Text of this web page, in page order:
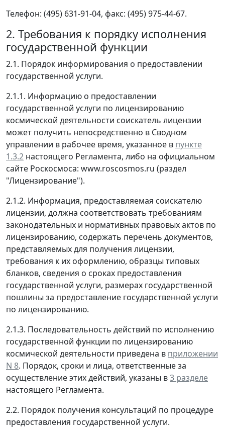
Телефон: (495) 631-91-04, факс: (495) 975-44-67.
2. Требования к порядку исполнения
государственной функции
2.1. Порядок информирования о предоставлении
государственной услуги.
2.1.1. Информацию о предоставлении
государственной услуги по лицензированию
космической деятельности соискатель лицензии
может получить непосредственно в Сводном
управлении в рабочее время, указанное в пункте
1.3.2 настоящего Регламента, либо на официальном
сайте Роскосмоса: www.roscosmos.ru (раздел
"Лицензирование").
2.1.2. Информация, предоставляемая соискателю
лицензии, должна соответствовать требованиям
законодательных и нормативных правовых актов по
лицензированию, содержать перечень документов,
представляемых для получения лицензии,
требования к их оформлению, образцы типовых
бланков, сведения о сроках предоставления
государственной услуги, размерах государственной
пошлины за предоставление государственной услуги
по лицензированию.
2.1.3. Последовательность действий по исполнению
государственной функции по лицензированию
космической деятельности приведена в приложении
N 8. Порядок, сроки и лица, ответственные за
осуществление этих действий, указаны в3 разделе
настоящего Регламента.
2.2. Порядок получения консультаций по процедуре
предоставления государственной услуги.